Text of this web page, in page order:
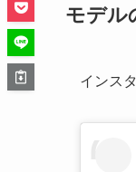
モデル
インス